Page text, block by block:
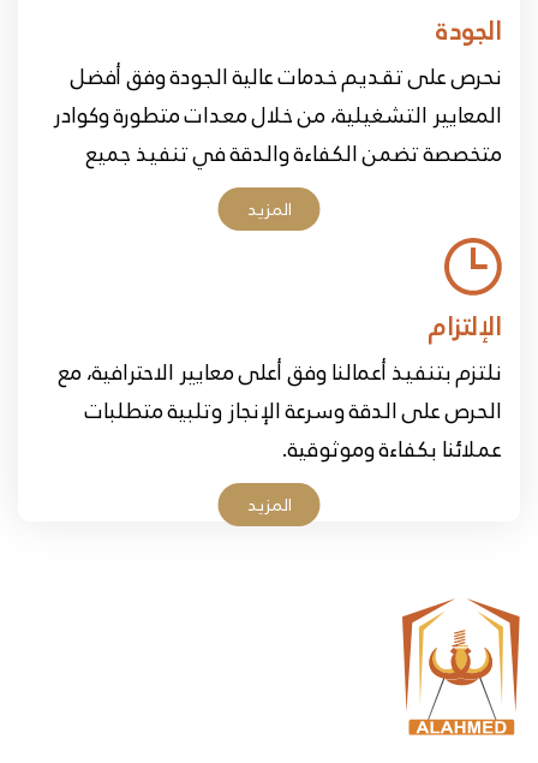
الجودة
نحرص على تقديم خدمات عالية الجودة وفق أفضل
المعايير التشغيلية، من خلال معدات متطورة وكوادر
متخصصة تضمن الكفاءة والدقة في تنفيذ جميع
المزيد
الإلتزام
نلتزم بتنفيذ أعمالنا وفق أعلى معايير الاحترافية، مع
الحرص على الدقة وسرعة الإنجاز وتلبية متطلبات
عملائنا بكفاءة وموثوقية.
المزيد